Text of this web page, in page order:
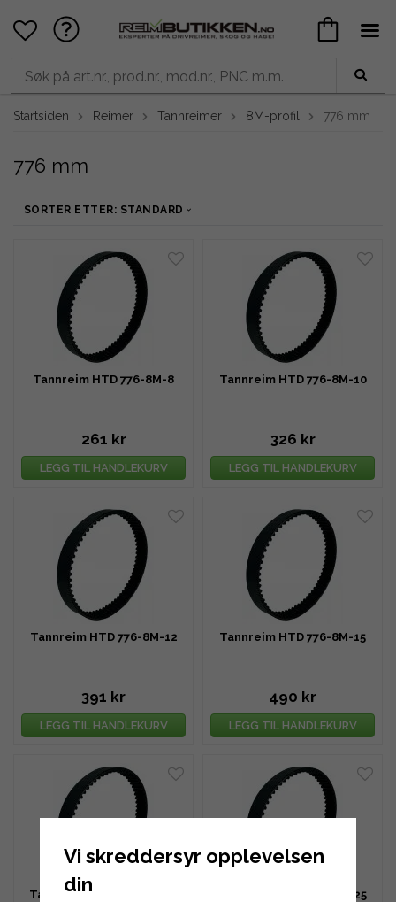
Startsiden Reimer Tannreimer 8M-profil 776 mm
776 mm
SORTER ETTER: STANDARD
Tannreim HTD 776-8M-8
261 kr
LEGG TIL HANDLEKURV
Tannreim HTD 776-8M-10
326 kr
LEGG TIL HANDLEKURV
Tannreim HTD 776-8M-12
391 kr
LEGG TIL HANDLEKURV
Tannreim HTD 776-8M-15
490 kr
LEGG TIL HANDLEKURV
Tannreim HTD 776-8M-20 Tannreim HTD 776-8M-25
Vi skreddersyr opplevelsen
din